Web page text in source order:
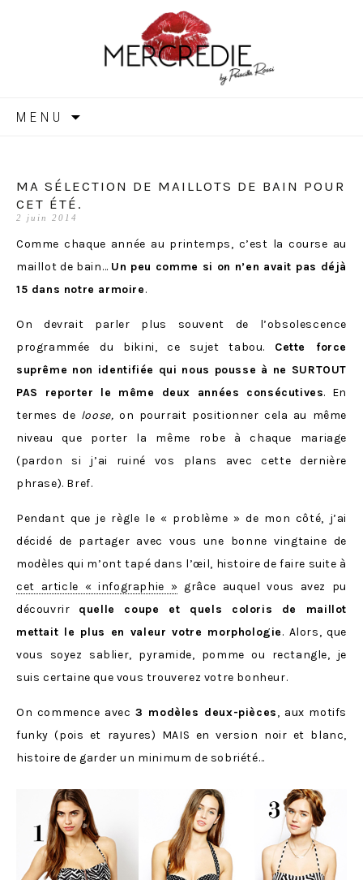
MERCREDIE
MENU
MA SÉLECTION DE MAILLOTS DE BAIN POUR
CET ÉTÉ.
2 juin 2014
Comme chaque année au printemps, c’est la course au
maillot de bain… Un peu comme si on n’en avait pas déjà
15 dans notre armoire.
On devrait parler plus souvent de l’obsolescence
programmée du bikini, ce sujet tabou. Cette force
suprême non identifiée qui nous pousse à ne SURTOUT
PAS reporter le même deux années consécutives. En
termes de loose, on pourrait positionner cela au même
niveau que porter la même robe à chaque mariage
(pardon si j’ai ruiné vos plans avec cette dernière
phrase). Bref.
Pendant que je règle le « problème » de mon côté, j’ai
décidé de partager avec vous une bonne vingtaine de
modèles qui m’ont tapé dans l’œil, histoire de faire suite à
cet article « infographie » grâce auquel vous avez pu
découvrir quelle coupe et quels coloris de maillot
mettait le plus en valeur votre morphologie. Alors, que
vous soyez sablier, pyramide, pomme ou rectangle, je
suis certaine que vous trouverez votre bonheur.
On commence avec3 modèles deux-pièces, aux motifs
funky (pois et rayures) MAIS en version noir et blanc,
histoire de garder un minimum de sobriété…